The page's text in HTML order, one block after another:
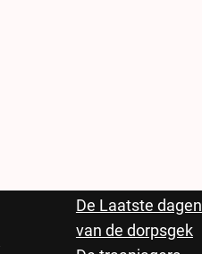
De Laatste dagen
van de dorpsgek